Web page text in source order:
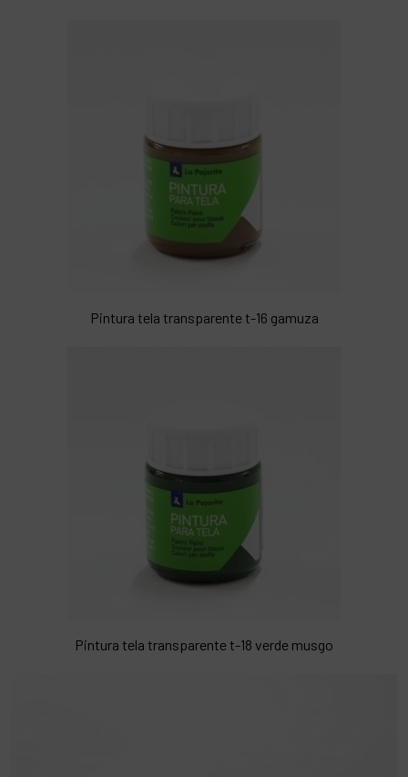
Pintura tela transparente t-16 gamuza
Pintura tela transparente t-18 verde musgo